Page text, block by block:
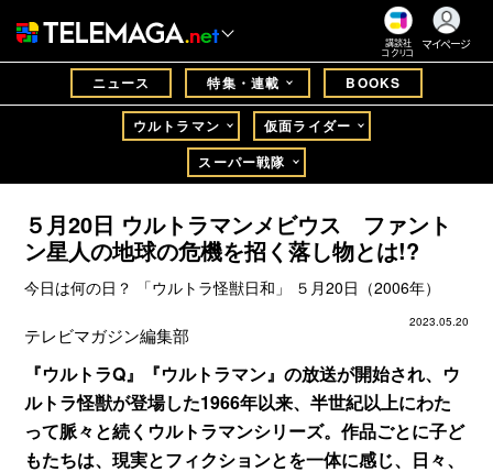
講談社
コクリコ
マイページ
ニュース 特集・連載 BOOKS
ウルトラマン
仮面ライダー
スーパー戦隊
５月20日 ウルトラマンメビウス ファント
ン星人の地球の危機を招く落し物とは!?
今日は何の日？ 「ウルトラ怪獣日和」 ５月20日（2006年）
2023.05.20
テレビマガジン編集部
『ウルトラQ』『ウルトラマン』の放送が開始され、ウ
ルトラ怪獣が登場した1966年以来、半世紀以上にわた
って脈々と続くウルトラマンシリーズ。作品ごとに子ど
もたちは、現実とフィクションとを一体に感じ、日々、